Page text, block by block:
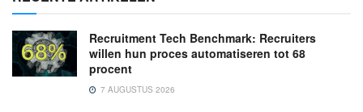
Recruitment Tech Benchmark: Recruiters
willen hun proces automatiseren tot 68
procent
7 AUGUSTUS 2026